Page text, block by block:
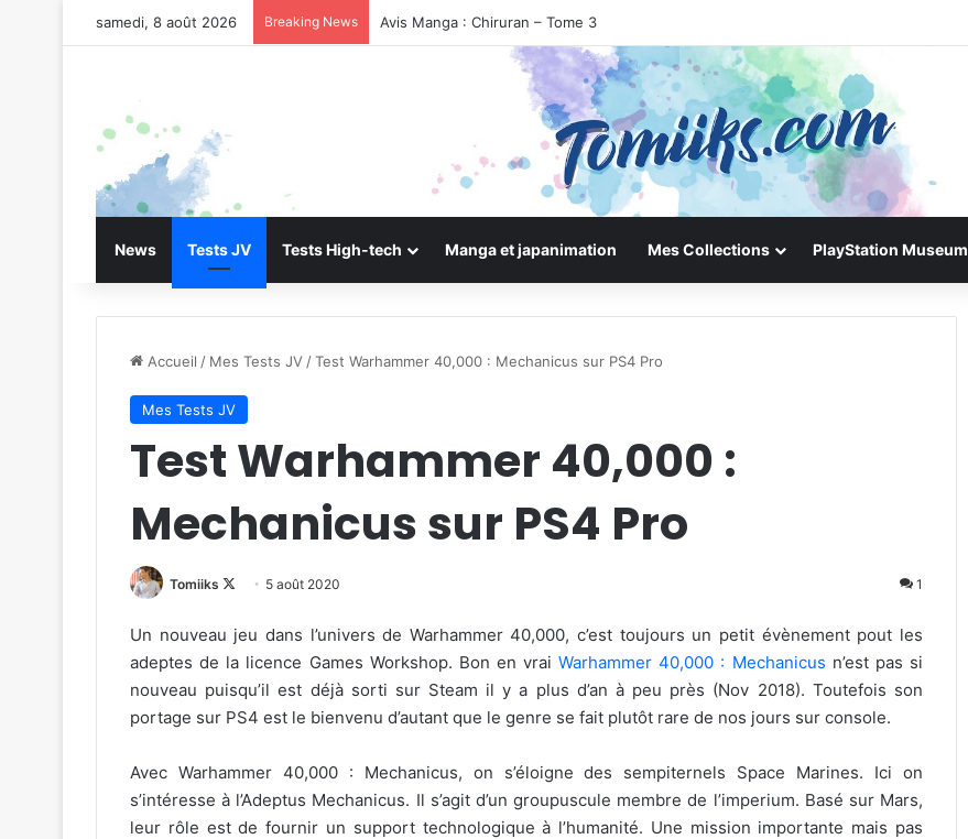
samedi, 8 août 2026 Breaking News Avis Manga : Chiruran – Tome 3
News Tests JV Tests High-tech Manga et japanimation Mes Collections PlayStation Museum
Accueil / Mes Tests JV /Test Warhammer 40,000 : Mechanicus sur PS4 Pro
Mes Tests JV
Test Warhammer 40,000 :
Mechanicus sur PS4 Pro
Tomiiks
Follow
X
5 août 2020 1
Un nouveau jeu dans l’univers de Warhammer 40,000, c’est toujours un petit évènement pout les
adeptes de la licence Games Workshop. Bon en vraiWarhammer 40,000 : Mechanicus n’est pas si
nouveau puisqu’il est déjà sorti sur Steam il y a plus d’an à peu près (Nov 2018). Toutefois son
portage sur PS4 est le bienvenu d’autant que le genre se fait plutôt rare de nos jours sur console.
Avec Warhammer 40,000 : Mechanicus, on s’éloigne des sempiternels Space Marines. Ici on
s’intéresse à l’Adeptus Mechanicus. Il s’agit d’un groupuscule membre de l’imperium. Basé sur Mars,
leur rôle est de fournir un support technologique à l’humanité. Une mission importante mais pas